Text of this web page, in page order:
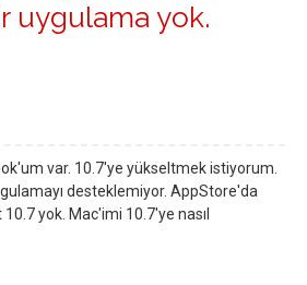
uygulama yok.
var. 10.7'ye yükseltmek istiyorum.
desteklemiyor. AppStore'da
yok. Mac'imi 10.7'ye nasıl